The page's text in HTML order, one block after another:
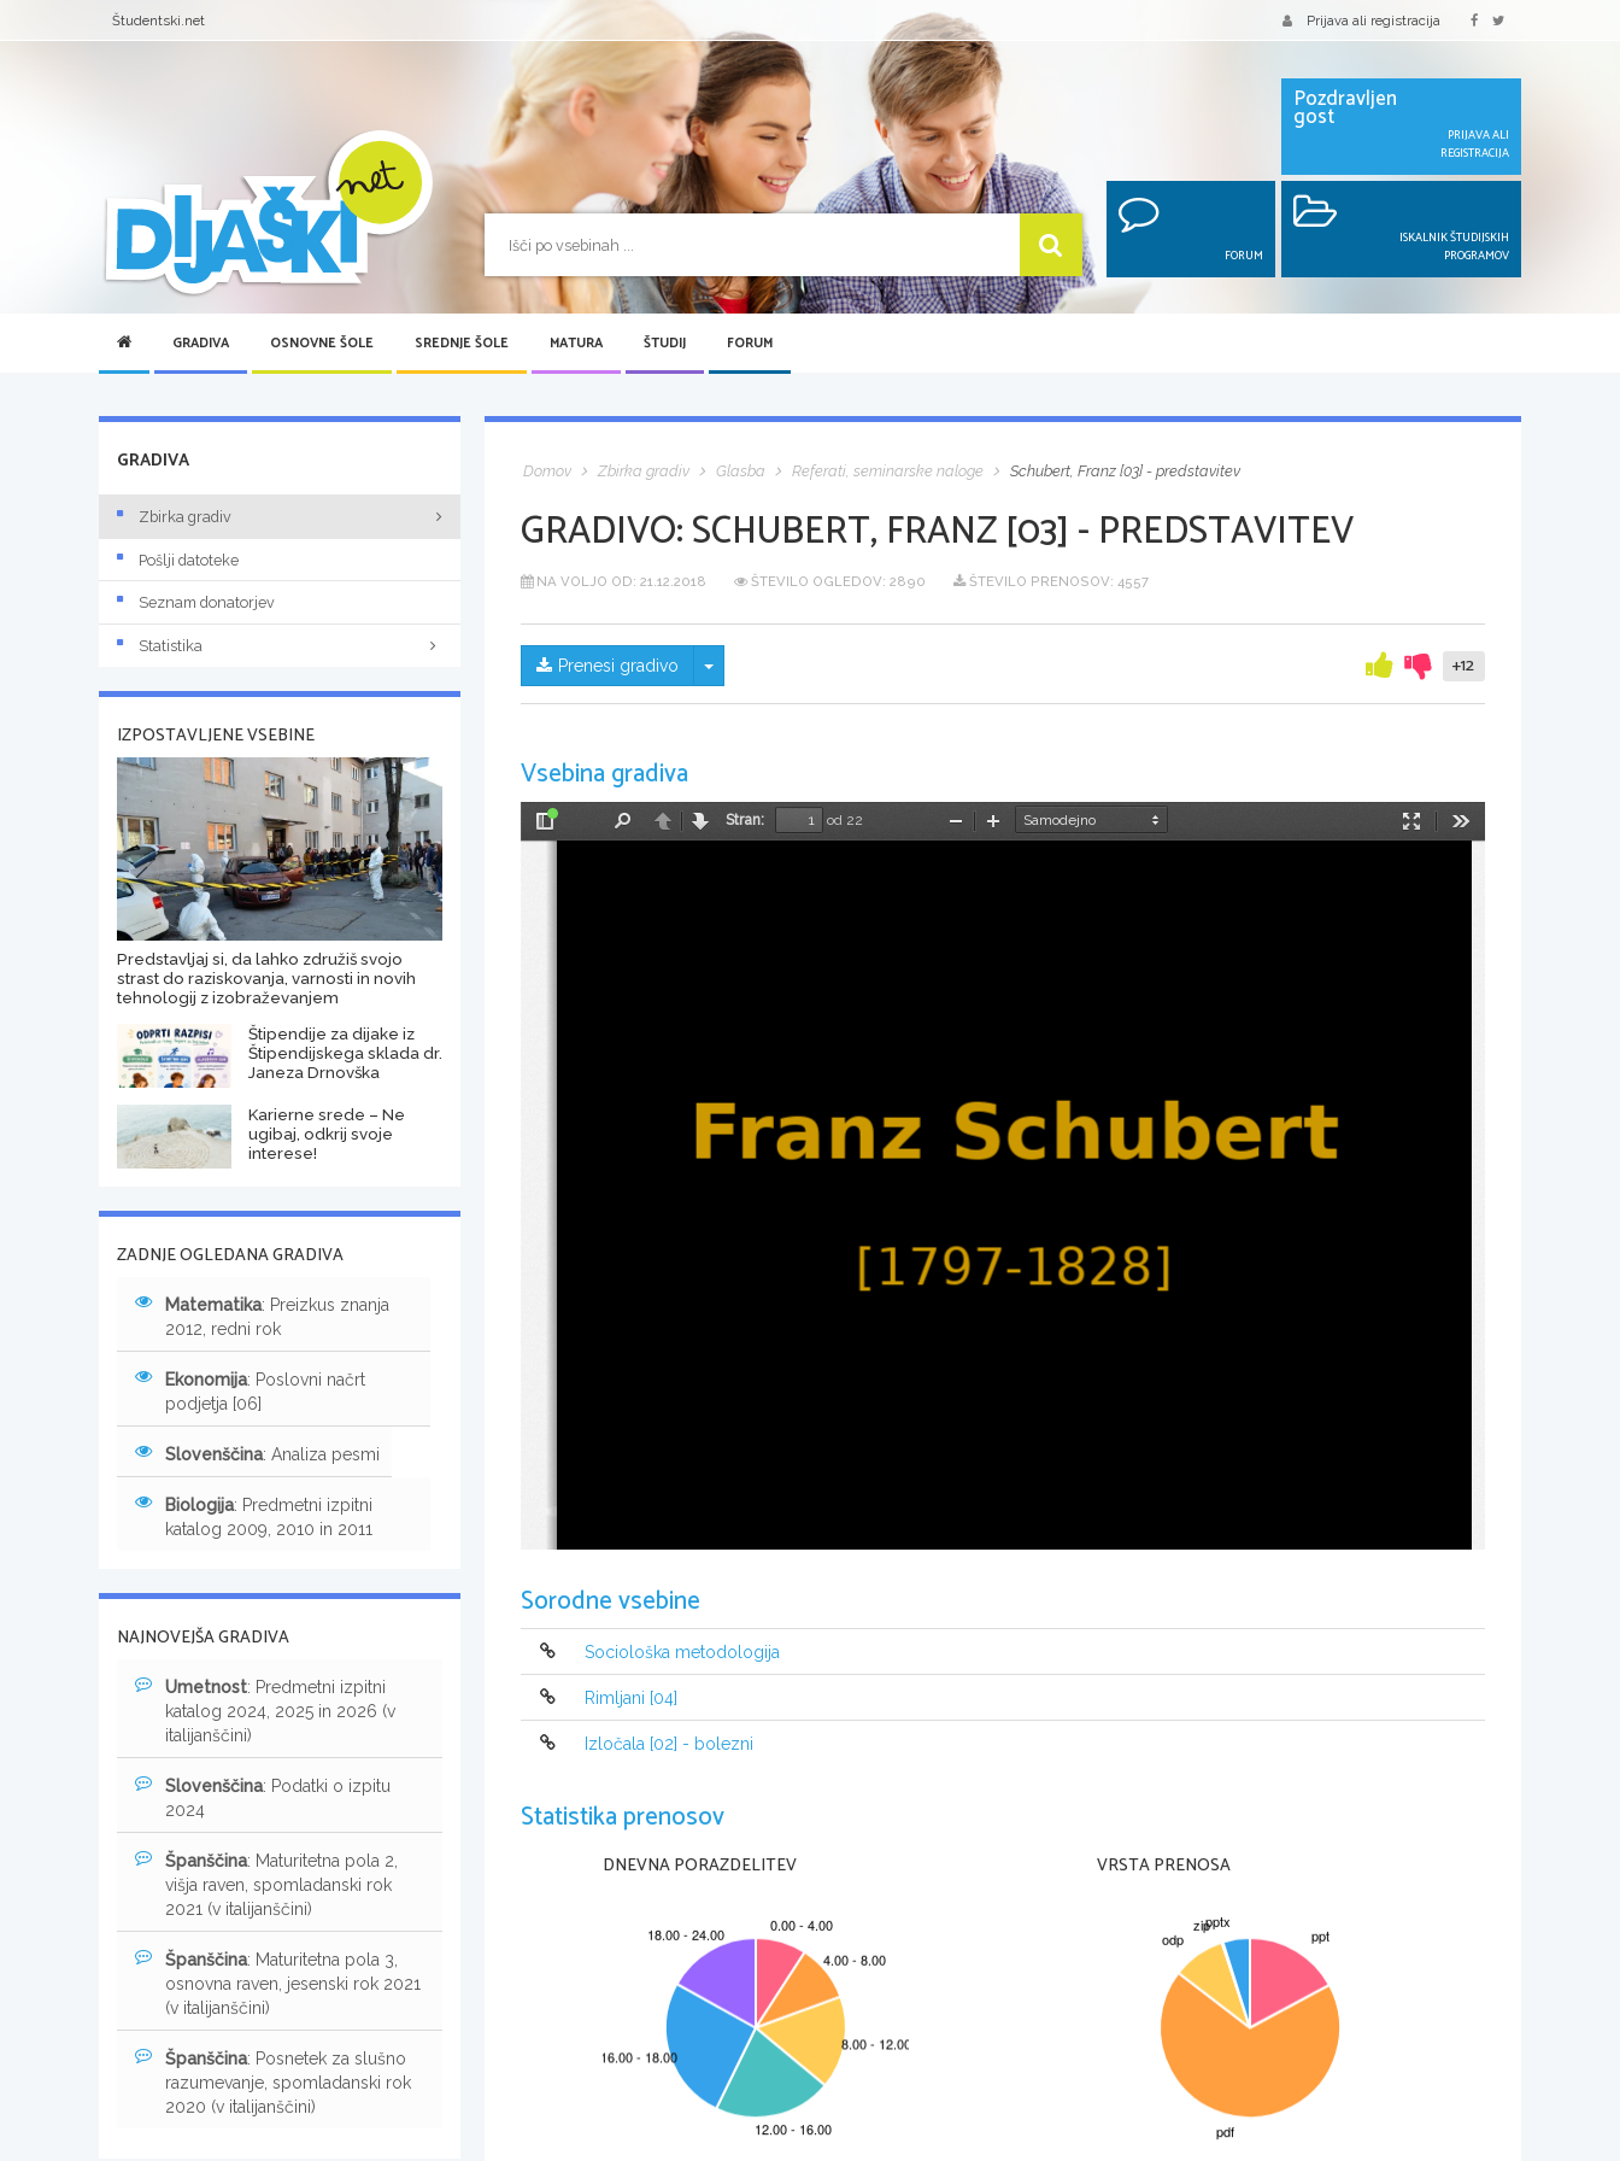
Študentski.net Prijava ali registracija
Pozdravljen
gost
PRIJAVA ALI
REGISTRACIJA
FORUM
ISKALNIK ŠTUDIJSKIH
PROGRAMOV
GRADIVA OSNOVNE ŠOLE SREDNJE ŠOLE MATURA ŠTUDIJ FORUM
Domov Zbirka gradiv Glasba Referati, seminarske naloge Schubert, Franz [03] - predstavitev
GRADIVO:SCHUBERT, FRANZ [03] - PREDSTAVITEV
NA VOLJO OD: 21.12.2018 ŠTEVILO OGLEDOV: 2890 ŠTEVILO PRENOSOV: 4557
Prenesi gradivo Skrij/prikaži meni +12
Vsebina gradiva
Preklopi
NazajNaprej
Stran:
od 22
Način
PomanjšajPovečaj
Franz Schubert
[1797-1828]
•
rojstvo: 31. januar 1797 Dunaj
•
smrt: 19. november 1828
•
poklic: skladatelj
Sorodne vsebine
Sociološka metodologija
Rimljani [04]
Izločala [02] - bolezni
Statistika prenosov
DNEVNA PORAZDELITEV VRSTA PRENOSA
GRADIVA
Zbirka gradiv
Pošlji datoteke
Seznam donatorjev
Statistika
IZPOSTAVLJENE VSEBINE
Predstavljaj si, da lahko združiš svojo
strast do raziskovanja, varnosti in novih
tehnologij z izobraževanjem
Štipendije za dijake iz
Štipendijskega sklada dr.
Janeza Drnovška
Karierne srede – Ne
ugibaj, odkrij svoje
interese!
ZADNJE OGLEDANA GRADIVA
Matematika: Preizkus znanja
2012, redni rok
Ekonomija: Poslovni načrt
podjetja [06]
Slovenščina: Analiza pesmi
Biologija: Predmetni izpitni
katalog 2009, 2010 in 2011
NAJNOVEJŠA GRADIVA
Umetnost: Predmetni izpitni
katalog 2024, 2025 in 2026 (v
italijanščini)
Slovenščina: Podatki o izpitu
2024
Španščina: Maturitetna pola 2,
višja raven, spomladanski rok
2021 (v italijanščini)
Španščina: Maturitetna pola 3,
osnovna raven, jesenski rok 2021
(v italijanščini)
Španščina: Posnetek za slušno
razumevanje, spomladanski rok
2020 (v italijanščini)